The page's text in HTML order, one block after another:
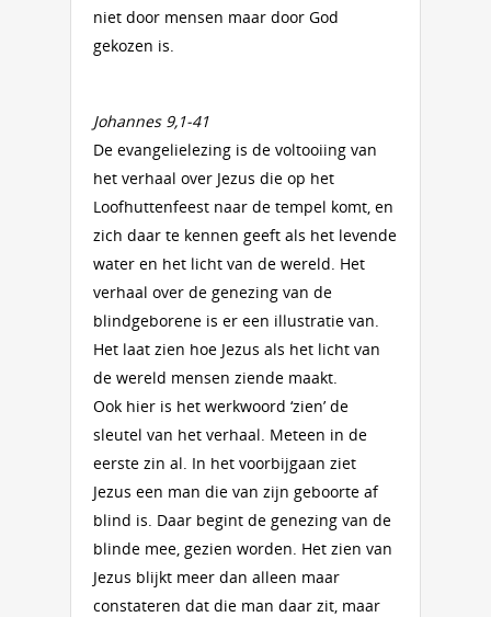
niet door mensen maar door God
gekozen is.
Johannes 9,1-41
De evangelielezing is de voltooiing van
het verhaal over Jezus die op het
Loofhuttenfeest naar de tempel komt, en
zich daar te kennen geeft als het levende
water en het licht van de wereld. Het
verhaal over de genezing van de
blindgeborene is er een illustratie van.
Het laat zien hoe Jezus als het licht van
de wereld mensen ziende maakt.
Ook hier is het werkwoord ‘zien’ de
sleutel van het verhaal. Meteen in de
eerste zin al. In het voorbijgaan ziet
Jezus een man die van zijn geboorte af
blind is. Daar begint de genezing van de
blinde mee, gezien worden. Het zien van
Jezus blijkt meer dan alleen maar
constateren dat die man daar zit, maar